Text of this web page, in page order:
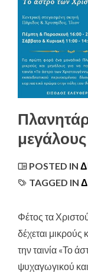
POSTED IN
TAGGED IN
Φέτος τα
δέχεται
την ταινία «Το
ψυχαγωγικού